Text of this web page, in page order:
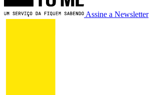
Assine a Newsletter